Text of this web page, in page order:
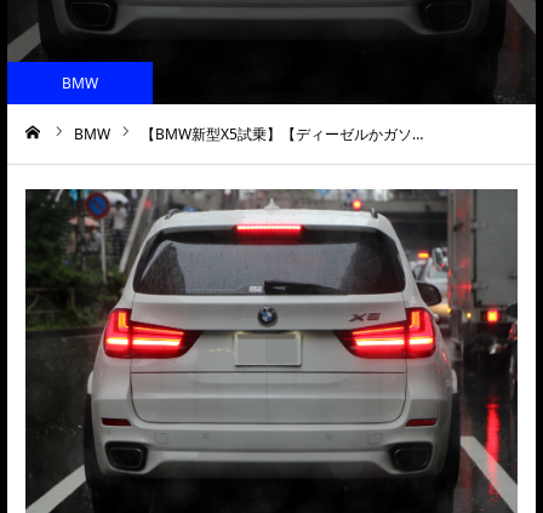
BMW
BMW 【BMW新型X5試乗】【ディーゼルかガソ…
リンク